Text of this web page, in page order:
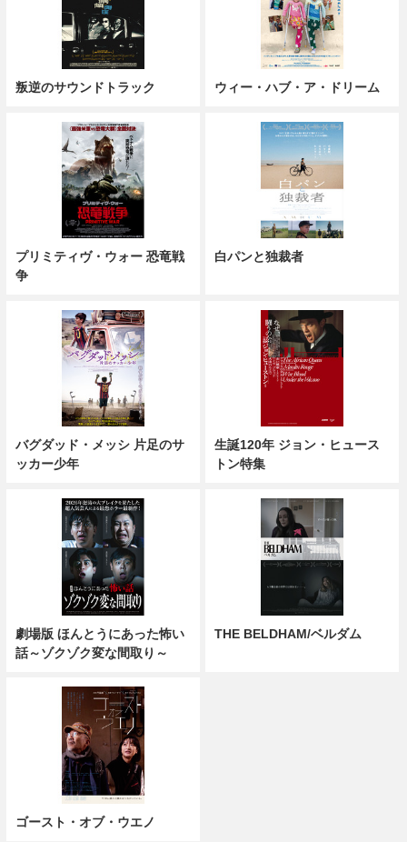
叛逆のサウンドトラック ウィー・ハブ・ア・ドリーム
プリミティヴ・ウォー 恐竜戦
争
白パンと独裁者
バグダッド・メッシ 片足のサ
ッカー少年
生誕120年 ジョン・ヒュース
トン特集
劇場版 ほんとうにあった怖い
話～ゾクゾク変な間取り～
THE BELDHAM/ベルダム
ゴースト・オブ・ウエノ